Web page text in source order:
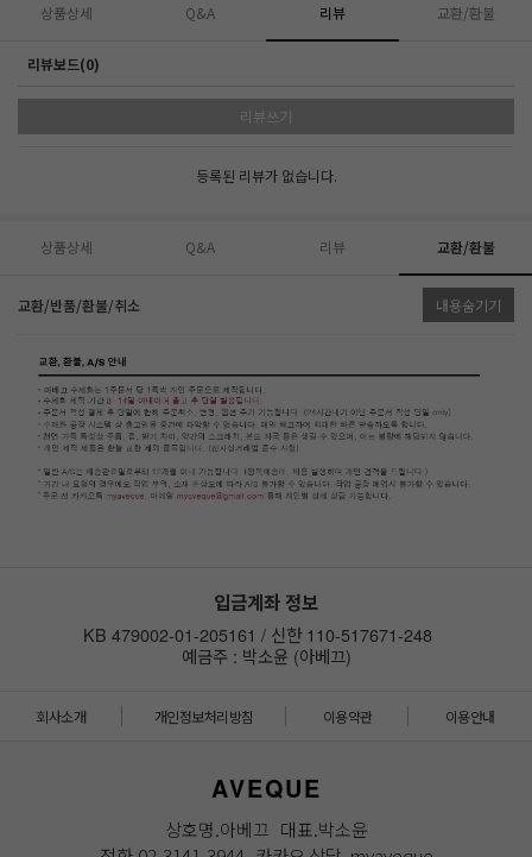
상품상세 Q&A 리뷰 교환/환불
리뷰보드(0)
리뷰쓰기
등록된 리뷰가 없습니다.
상품상세 Q&A 리뷰 교환/환불
교환/반품/환불/취소 내용숨기기
입금계좌 정보
KB 479002-01-205161 / 신한 110-517671-248
예금주 : 박소윤 (아베끄)
회사소개 개인정보처리방침 이용약관 이용안내
AVEQUE
상호명.아베끄 대표.박소윤